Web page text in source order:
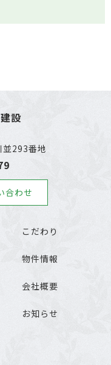
設
並293番地
合わせ
こだわり
物件情報
会社概要
お知らせ